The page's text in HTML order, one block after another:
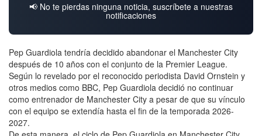
📢 No te pierdas ninguna noticia, suscríbete a nuestras
notificaciones
Pep Guardiola tendría decidido abandonar el Manchester City
después de 10 años con el conjunto de la Premier League.
Según lo revelado por el reconocido periodista David Ornstein y
otros medios como BBC, Pep Guardiola decidió no continuar
como entrenador de Manchester City a pesar de que su vínculo
con el equipo se extendía hasta el fin de la temporada 2026-
2027.